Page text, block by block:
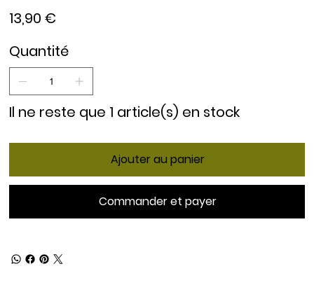
13,90 €
Quantité
Il ne reste que 1 article(s) en stock
Ajouter au panier
Commander et payer